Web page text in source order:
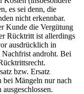
es sei denn, die
nicht erkennbar.
Kunde die Vergütung
Rücktritt ist allerdings
ausdrücklich in
Nachfrist androht. Bei
bzw. Ersatz
bei Mängeln nur nach